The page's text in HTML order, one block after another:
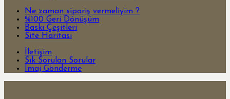
Ne zaman sipariş vermeliyim ?
%100 Geri Dönüşüm
Baskı Çeşitleri
Site Haritası
İletişim
Sık Sorulan Sorular
İmaj Gönderme